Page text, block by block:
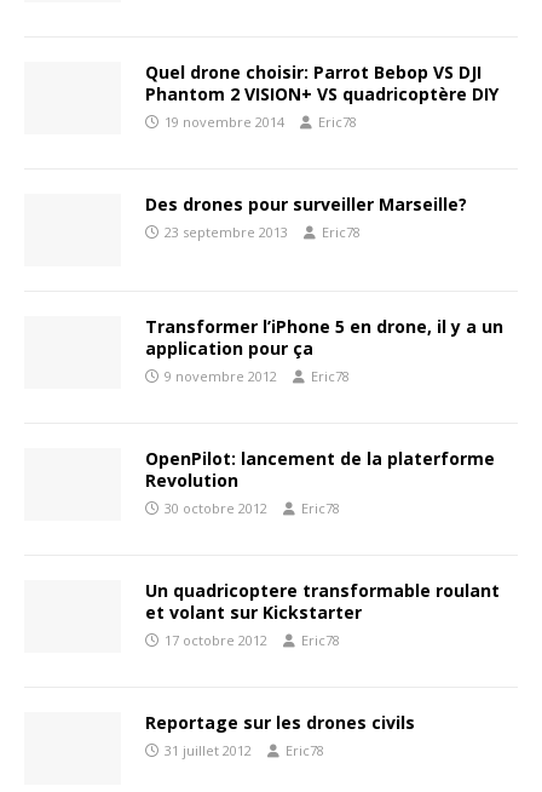
Quel drone choisir: Parrot Bebop VS DJI
Phantom 2 VISION+ VS quadricoptère DIY
19 novembre 2014 Eric78
Des drones pour surveiller Marseille?
23 septembre 2013 Eric78
Transformer l’iPhone 5 en drone, il y a un
application pour ça
9 novembre 2012 Eric78
OpenPilot: lancement de la platerforme
Revolution
30 octobre 2012 Eric78
Un quadricoptere transformable roulant
et volant sur Kickstarter
17 octobre 2012 Eric78
Reportage sur les drones civils
31 juillet 2012 Eric78